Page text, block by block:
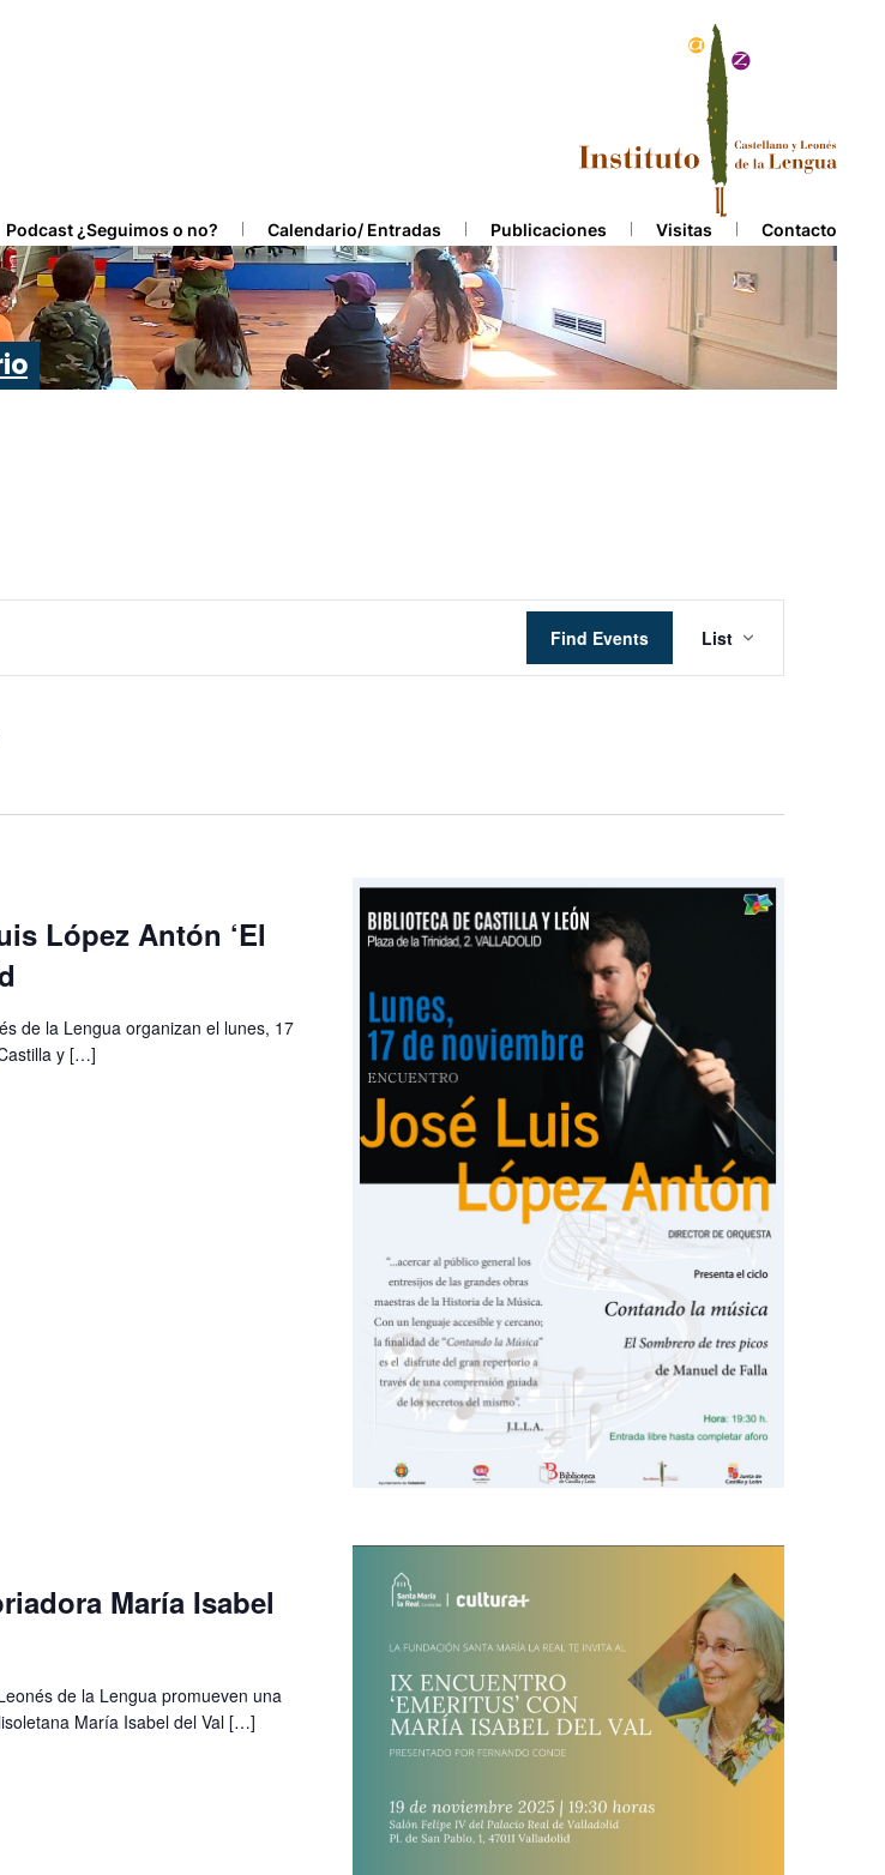
Podcast ¿Seguimos o no? Calendario/ Entradas Publicaciones Visitas Contacto
Find Events
Views
Navigation
List
López Antón ‘El
de la Lengua organizan el lunes, 17
y […]
María Isabel
de la Lengua promueven una
María Isabel del Val […]